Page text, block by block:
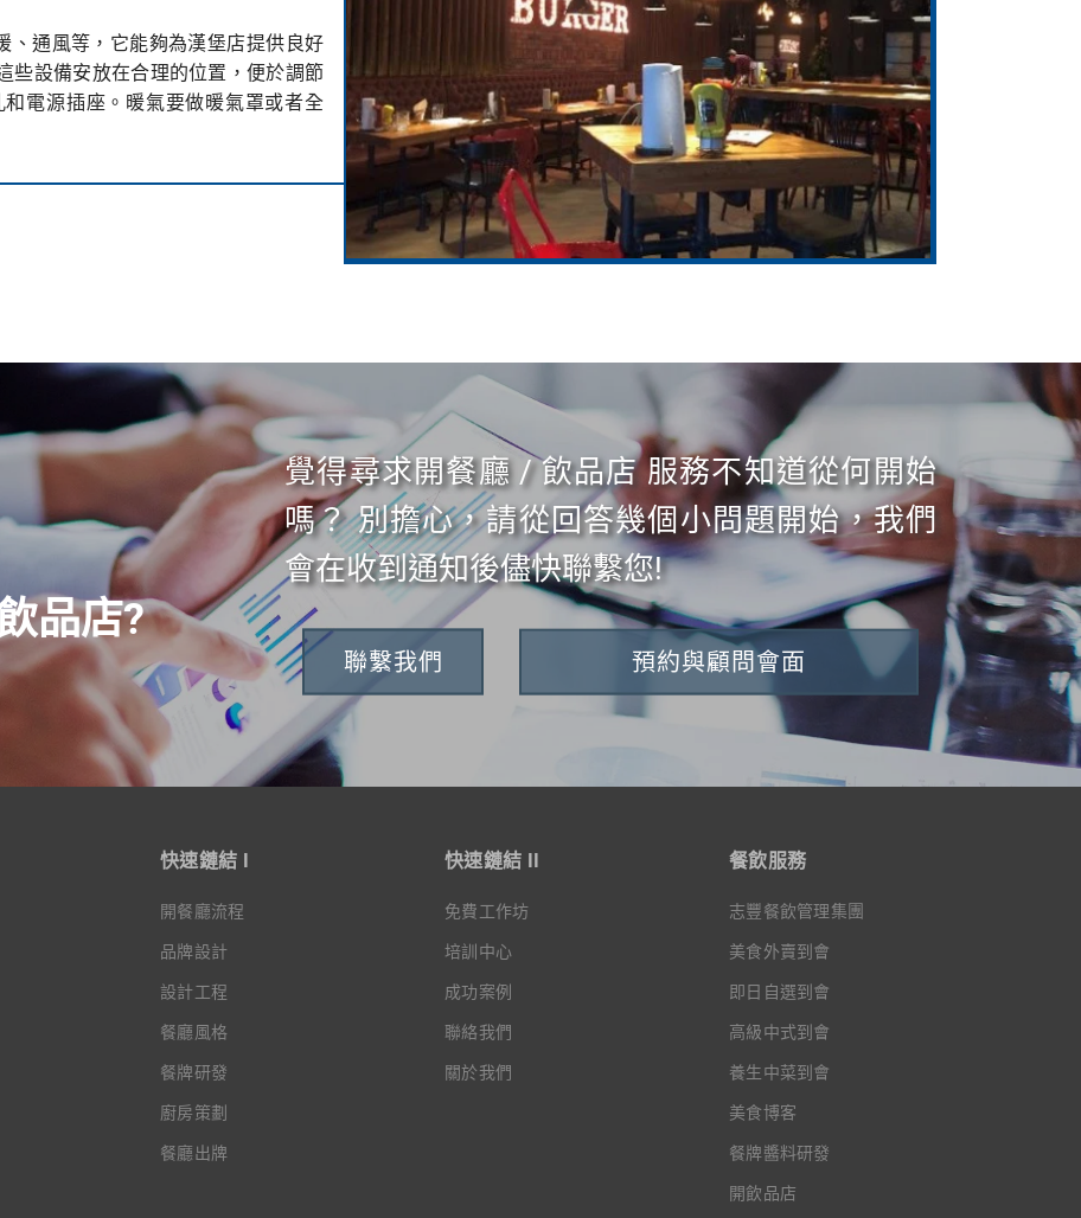
、通風等，它能夠為漢堡店提供良好
些設備安放在合理的位置，便於調節
電源插座。暖氣要做暖氣罩或者全
品店?
覺得尋求開餐廳 / 飲品店 服務不知道從何開始
嗎？ 別擔心，請從回答幾個小問題開始，我們
會在收到通知後儘快聯繫您!
聯繫我們 預約與顧問會面
快速鏈結 I
開餐廳流程
品牌設計
設計工程
餐廳風格
餐牌研發
廚房策劃
餐廳出牌
快速鏈結 II
免費工作坊
培訓中心
成功案例
聯絡我們
關於我們
餐飲服務
志豐餐飲管理集團
美食外賣到會
即日自選到會
高級中式到會
養生中菜到會
美食博客
餐牌醬料研發
開飲品店